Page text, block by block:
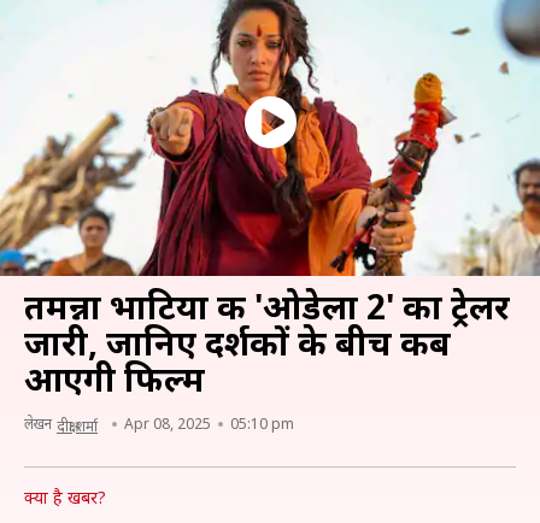
तमन्ना भाटिया की 'ओडेला 2' का ट्रेलर
जारी, जानिए दर्शकों के बीच कब
आएगी फिल्म
लेखन दीक्षा शर्मा Apr 08, 2025 05:10 pm
क्या है खबर?